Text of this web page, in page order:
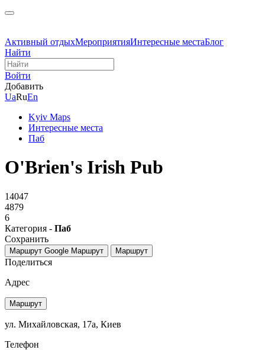
Активный отдыхМероприятияИнтересные местаБлог
Найти
Войти
Добавить
UaRuEn
Kyiv Maps
Интересные места
Паб
O'Brien's Irish Pub
14047
4879
6
Категория - Паб
Сохранить
Маршрут Google Маршрут Маршрут
Поделиться
Адрес
Маршрут
ул. Михайловская, 17а, Киев
Телефон